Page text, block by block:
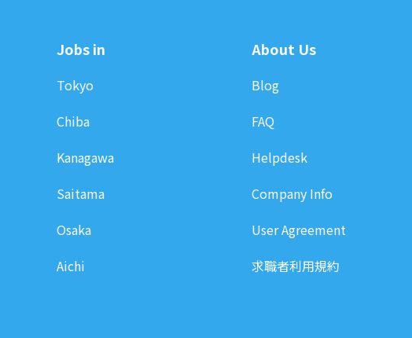
Jobs in
Tokyo
Chiba
Kanagawa
Saitama
Osaka
Aichi
About Us
Blog
FAQ
Helpdesk
Company Info
User Agreement
求職者利用規約